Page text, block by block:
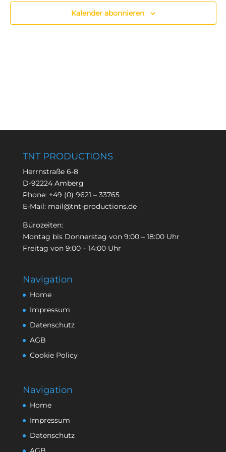
Kalender abonnieren
TNT PRODUCTIONS
Herrnstraße 6-8
D-92224 Amberg
Phone: +49 (0) 9621 – 33765
E-Mail: mail@tnt-productions.de
Bürozeiten:
Montag bis Donnerstag von 9:00 – 18:00 Uhr
Freitag von 9:00 – 14:00 Uhr
Navigation
Home
Impressum
Datenschutz
AGB
Cookie Policy
Navigation
Home
Impressum
Datenschutz